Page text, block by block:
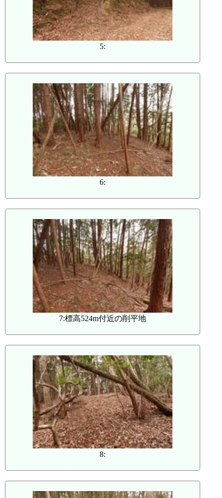
5:
6:
7:標高524m付近の削平地
8: